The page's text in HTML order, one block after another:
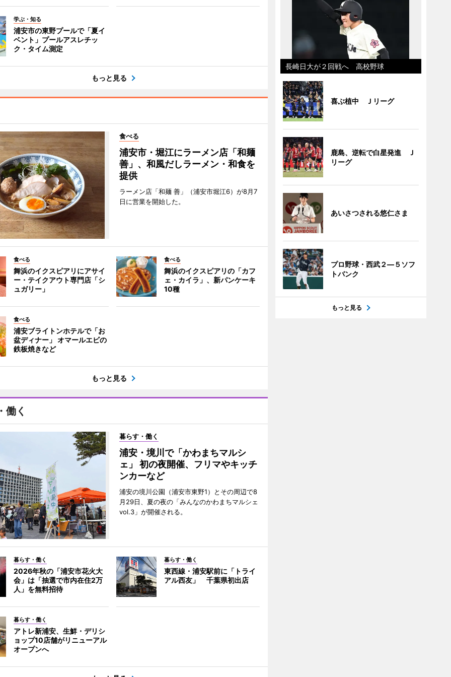
学ぶ・知る
浦安市の東野プールで「夏イ
ベント」プールアスレチッ
ク・タイム測定
もっと見る
食べる
浦安市・堀江にラーメン店「和麺
善」、和風だしラーメン・和食を
提供
ラーメン店「和麺 善」（浦安市堀江6）が8月7
日に営業を開始した。
食べる
舞浜のイクスピアリにアサイ
ー・テイクアウト専門店「シ
ュガリー」
食べる
舞浜のイクスピアリの「カフ
ェ・カイラ」、新パンケーキ
10種
食べる
浦安ブライトンホテルで「お
盆ディナー」 オマールエビの
鉄板焼きなど
もっと見る
働く
暮らす・働く
浦安・境川で「かわまちマルシ
ェ」 初の夜開催、フリマやキッチ
ンカーなど
浦安の境川公園（浦安市東野1）とその周辺で8
月29日、夏の夜の「みんなのかわまちマルシェ
vol.3」が開催される。
暮らす・働く
2026年秋の「浦安市花火大
会」は「抽選で市内在住2万
人」を無料招待
暮らす・働く
東西線・浦安駅前に「トライ
アル西友」 千葉県初出店
暮らす・働く
アトレ新浦安、生鮮・デリシ
ョップ10店舗がリニューアル
オープンへ
長崎日大が２回戦へ 高校野球
喜ぶ植中 Ｊリーグ
鹿島、逆転で白星発進 Ｊ
リーグ
あいさつされる悠仁さま
プロ野球・西武２―５ソフ
トバンク
もっと見る